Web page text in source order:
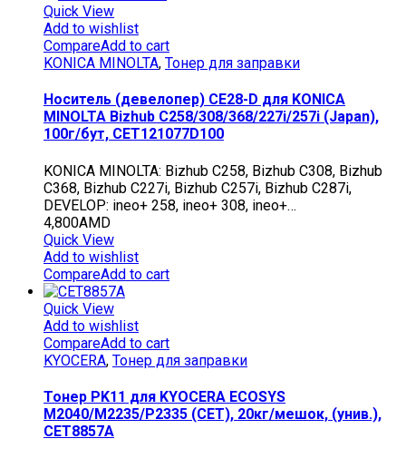
Quick View
Add to wishlist
CompareAdd to cart
KONICA MINOLTA, Тонер для заправки
Носитель (девелопер) CE28-D для KONICA
MINOLTA Bizhub C258/308/368/227i/257i (Japan),
100г/бут, CET121077D100
KONICA MINOLTA: Bizhub C258, Bizhub C308, Bizhub
C368, Bizhub C227i, Bizhub C257i, Bizhub C287i,
DEVELOP: ineo+ 258, ineo+ 308, ineo+…
4,800AMD
Quick View
Add to wishlist
CompareAdd to cart
Quick View
Add to wishlist
CompareAdd to cart
KYOCERA, Тонер для заправки
Тонер PK11 для KYOCERA ECOSYS
M2040/M2235/P2335 (CET), 20кг/мешок, (унив.),
CET8857A